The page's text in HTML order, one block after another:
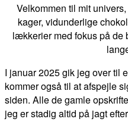
Velkommen til mit
kager, vidunderlige
lækkerier med fokus på de
I januar 2025 gik jeg over til
kommer også til at afspejle
siden. Alle de gamle
jeg er stadig altid på jagt